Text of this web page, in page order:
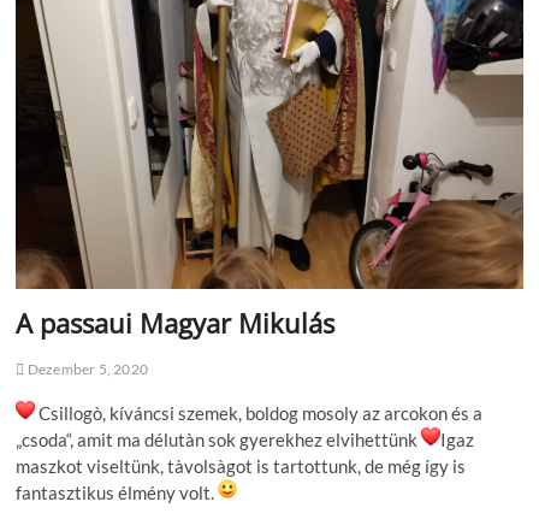
A passaui Magyar Mikulás
Dezember 5, 2020
Csillogò, kíváncsi szemek, boldog mosoly az arcokon és a
„csoda“, amit ma délutàn sok gyerekhez elvihettünk
Igaz
maszkot viseltünk, tàvolsàgot is tartottunk, de még így is
fantasztikus élmény volt.